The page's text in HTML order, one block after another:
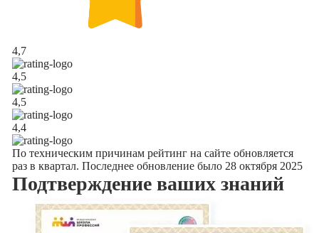
4,7
4,5
4,5
4,4
По техническим причинам рейтинг на сайте обновляется
раз в квартал. Последнее обновление было 28 октября 2025
Подтверждение ваших знаний